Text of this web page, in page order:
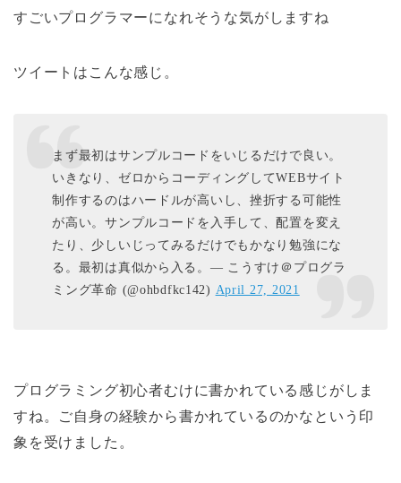
すごいプログラマーになれそうな気がしますね
ツイートはこんな感じ。
まず最初はサンプルコードをいじるだけで良い。
いきなり、ゼロからコーディングしてWEBサイト
制作するのはハードルが高いし、挫折する可能性
が高い。サンプルコードを入手して、配置を変え
たり、少しいじってみるだけでもかなり勉強にな
る。最初は真似から入る。— こうすけ＠プログラ
ミング革命 (@ohbdfkc142) April 27, 2021
プログラミング初心者むけに書かれている感じがしま
すね。ご自身の経験から書かれているのかなという印
象を受けました。